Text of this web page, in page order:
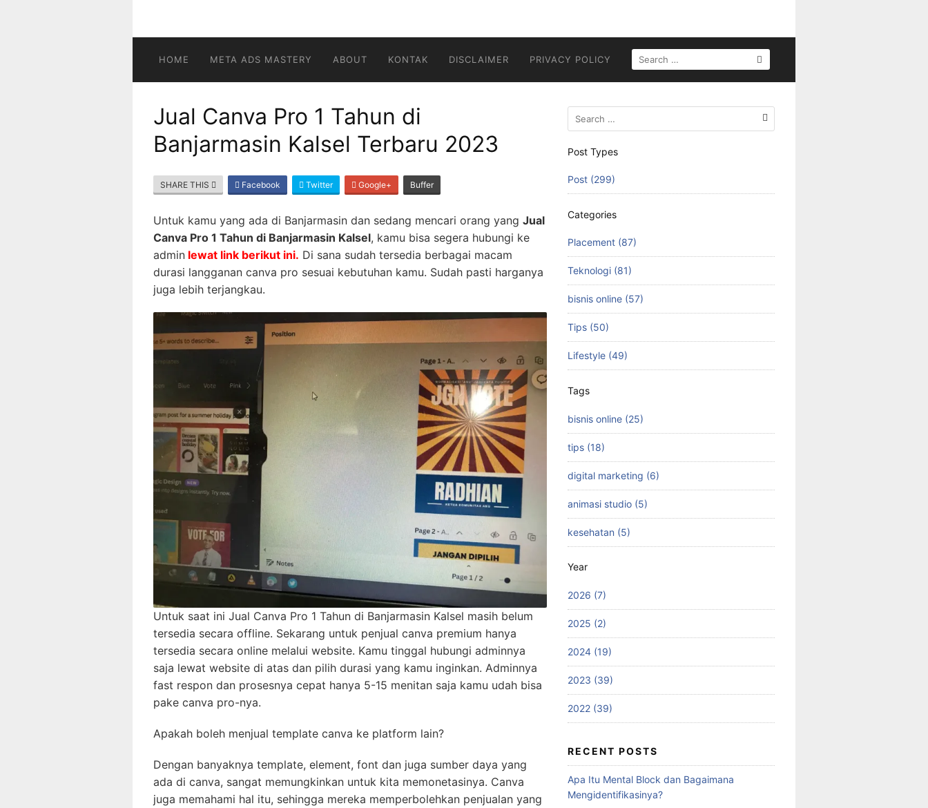
HOME META ADS MASTERY ABOUT KONTAK DISCLAIMER PRIVACY POLICY
FOR:
Jual Canva Pro 1 Tahun di
Banjarmasin Kalsel Terbaru 2023
SHARE THIS Facebook Twitter Google+ Buffer
Untuk kamu yang ada di Banjarmasin dan sedang mencari orang yang Jual
Canva Pro 1 Tahun di Banjarmasin Kalsel, kamu bisa segera hubungi ke
admin lewat link berikut ini. Di sana sudah tersedia berbagai macam
durasi langganan canva pro sesuai kebutuhan kamu. Sudah pasti harganya
juga lebih terjangkau.
Untuk saat ini Jual Canva Pro 1 Tahun di Banjarmasin Kalsel masih belum
tersedia secara offline. Sekarang untuk penjual canva premium hanya
tersedia secara online melalui website. Kamu tinggal hubungi adminnya
saja lewat website di atas dan pilih durasi yang kamu inginkan. Adminnya
fast respon dan prosesnya cepat hanya 5-15 menitan saja kamu udah bisa
pake canva pro-nya.
Apakah boleh menjual template canva ke platform lain?
Dengan banyaknya template, element, font dan juga sumber daya yang
ada di canva, sangat memungkinkan untuk kita memonetasinya. Canva
juga memahami hal itu, sehingga mereka memperbolehkan penjualan yang
Search
for:
Post Types
Post (299)
Categories
Placement (87)
Teknologi (81)
bisnis online (57)
Tips (50)
Lifestyle (49)
Tags
bisnis online (25)
tips (18)
digital marketing (6)
animasi studio (5)
kesehatan (5)
Year
2026 (7)
2025 (2)
2024 (19)
2023 (39)
2022 (39)
RECENT POSTS
Apa Itu Mental Block dan Bagaimana
Mengidentifikasinya?